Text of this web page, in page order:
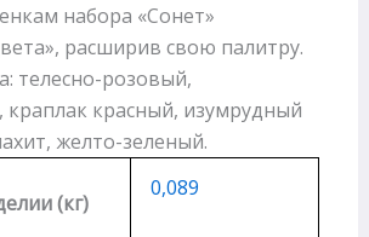
набора «Сонет»
расширив свою палитру.
телесно-розовый,
красный, изумрудный
желто-зеленый.
(кг)
0,089